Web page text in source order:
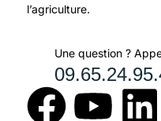
l’agriculture.
Une question ?